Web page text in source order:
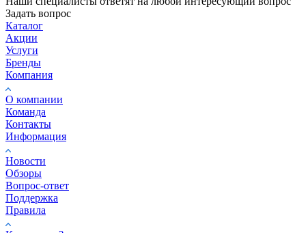
Задать вопрос
Каталог
Акции
Услуги
Бренды
Компания
О компании
Команда
Контакты
Информация
Новости
Обзоры
Вопрос-ответ
Поддержка
Правила